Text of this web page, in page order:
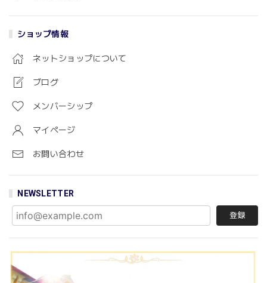
ショップ情報
ネットショップについて
ブログ
メンバーシップ
マイページ
お問い合わせ
NEWSLETTER
登録